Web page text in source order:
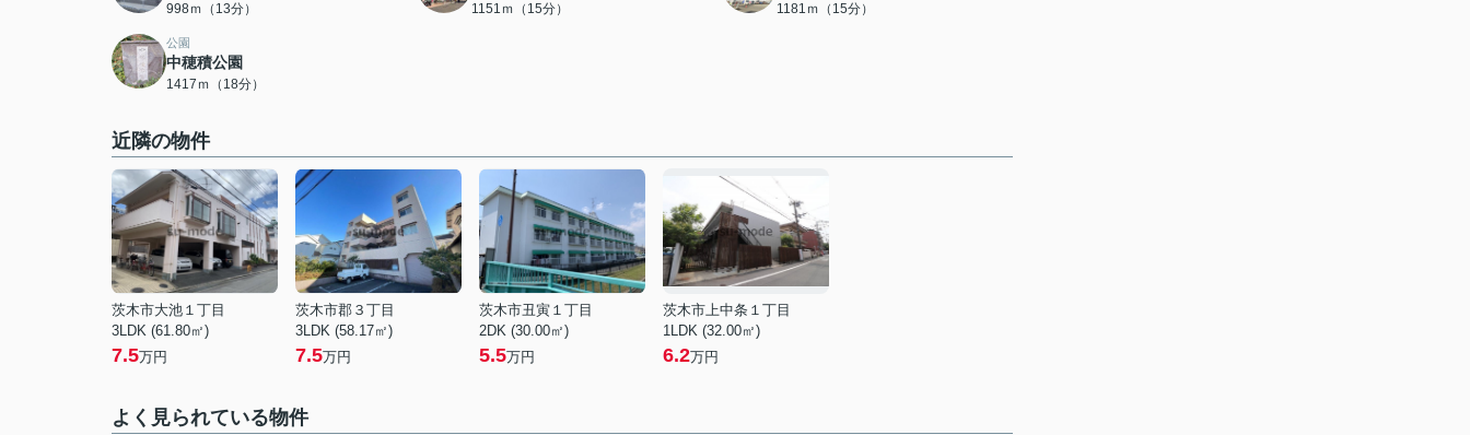
998ｍ（13分） 1151ｍ（15分） 1181ｍ（15分）
公園
中穂積公園
1417ｍ（18分）
近隣の物件
茨木市大池１丁目
3LDK (61.80㎡)
7.5万円
茨木市郡３丁目
3LDK (58.17㎡)
7.5万円
茨木市丑寅１丁目
2DK (30.00㎡)
5.5万円
茨木市上中条１丁目
1LDK (32.00㎡)
6.2万円
よく見られている物件